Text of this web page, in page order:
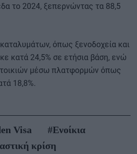
το 2024, ξεπερνώντας τα 88,5
όπως ξενοδοχεία και
κατά 24,5% σε ετήσια βάση, ενώ
μέσω πλατφορμών όπως
18,8%.
Visa
#Ενοίκια
κρίση